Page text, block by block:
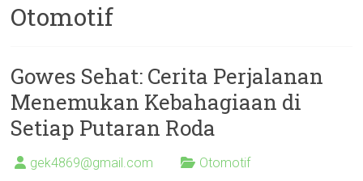
Otomotif
Gowes Sehat: Cerita Perjalanan
Menemukan Kebahagiaan di
Setiap Putaran Roda
gek4869@gmail.com Otomotif